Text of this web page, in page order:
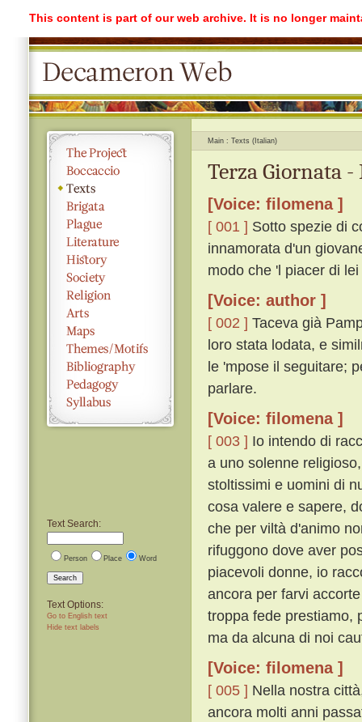
This content is part of our web archive. It is no longer
Text Search:
Person Place Word
Search
Text Options:
Go to English text
Hide text labels
Main Texts (Italian)
Terza Giornata -
[Voice: filomena ]
[ 001 ] Sotto spezie di
innamorata d'un
modo che 'l piacer di
[Voice: author ]
[ 002 ] Taceva già
loro stata lodata, e
le 'mpose il seguitare;
parlare.
[Voice: filomena ]
[ 003 ] Io intendo di
a uno solenne
stoltissimi e uomini di
cosa valere e sapere,
che per viltà d'animo
rifuggono dove aver
piacevoli donne, io
ancora per farvi
troppa fede prestiamo,
ma da alcuna di noi
[Voice: filomena ]
[ 005 ] Nella nostra
ancora molti anni